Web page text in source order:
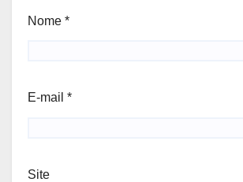
Nome *
E-mail *
Site